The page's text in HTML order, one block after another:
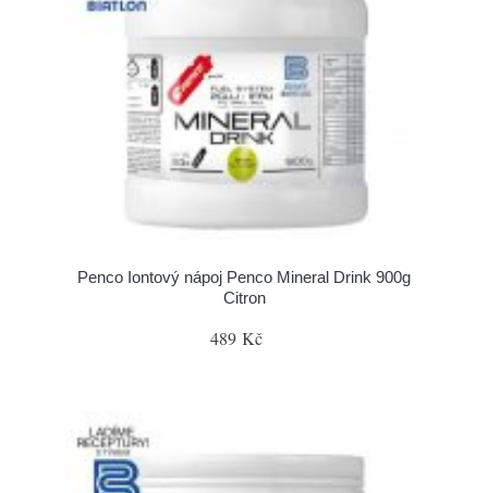
Penco Iontový nápoj Penco Mineral Drink 900g
Citron
489 Kč